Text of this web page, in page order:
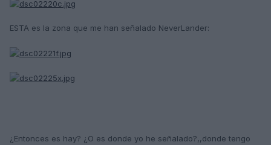
ESTA es la zona que me han señalado NeverLander:
¿Entonces es hay? ¿O es donde yo he señalado?,,donde tengo